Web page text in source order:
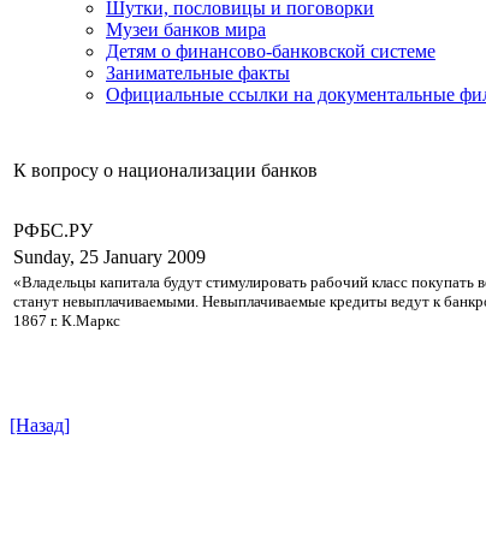
Шутки, пословицы и поговорки
Музеи банков мира
Детям о финансово-банковской системе
Занимательные факты
Официальные ссылки на документальные
К вопросу о национализации банков
РФБС.РУ
Sunday, 25 January 2009
«Владельцы капитала будут стимулировать рабочий класс
станут невыплачиваемыми. Невыплачиваемые кредиты ведут к
1867 г. К.Маркс
[Назад]